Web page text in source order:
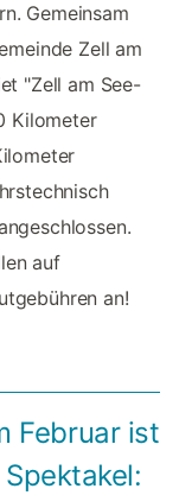
Gemeinsam
Zell am
"Zell am See-
Kilometer
auf
an!
Februar ist